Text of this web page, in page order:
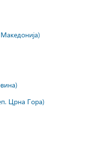
Црна Гора)